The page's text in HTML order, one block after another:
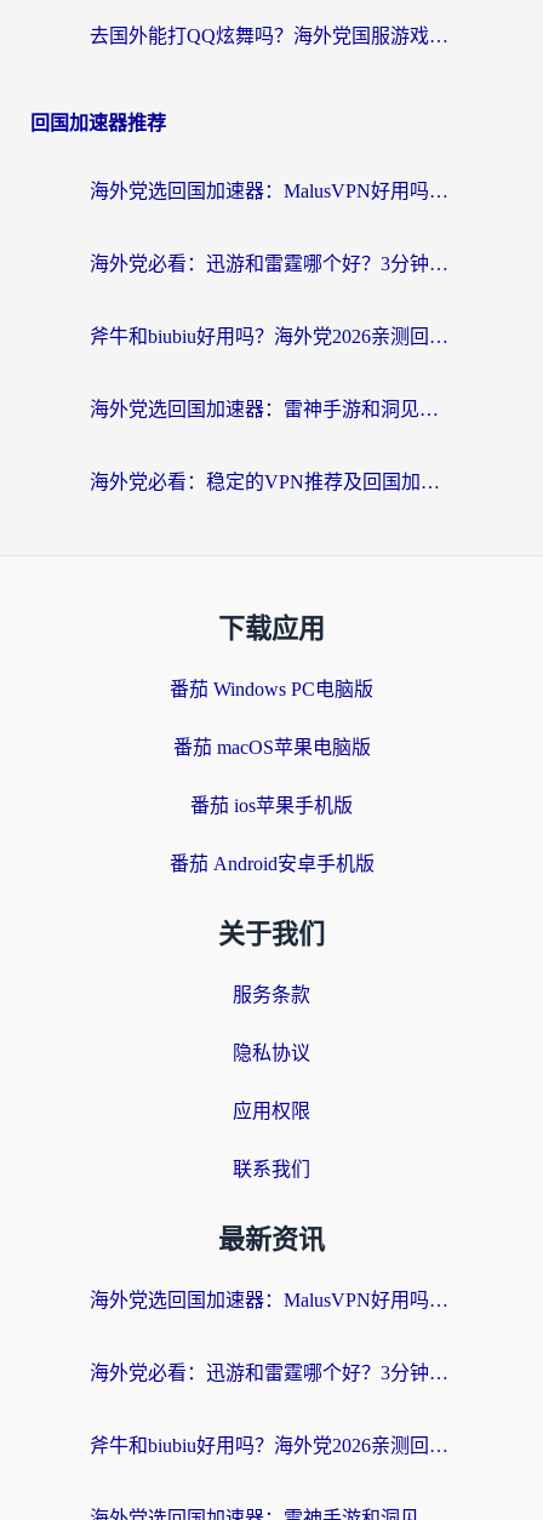
去国外能打QQ炫舞吗？海外党国服游戏不卡顿的终极指南
回国加速器推荐
海外党选回国加速器：MalusVPN好用吗？和快帆VPN哪个好？附真实对比与避坑指南
海外党必看：迅游和雷霆哪个好？3分钟教你选对回国加速器，无缝刷国内剧玩手游
斧牛和biubiu好用吗？海外党2026亲测回国加速器指南，附番茄加速器深度体验
海外党选回国加速器：雷神手游和洞见哪个好？附iPhone免费VPN推荐及ChickCNUfunR实测
海外党必看：稳定的VPN推荐及回国加速器选择全攻略——告别地域限制，轻松刷国内资源
下载应用
番茄 Windows PC电脑版
番茄 macOS苹果电脑版
番茄 ios苹果手机版
番茄 Android安卓手机版
关于我们
服务条款
隐私协议
应用权限
联系我们
最新资讯
海外党选回国加速器：MalusVPN好用吗？和快帆VPN哪个好？附真实对比与避坑指南
海外党必看：迅游和雷霆哪个好？3分钟教你选对回国加速器，无缝刷国内剧玩手游
斧牛和biubiu好用吗？海外党2026亲测回国加速器指南，附番茄加速器深度体验